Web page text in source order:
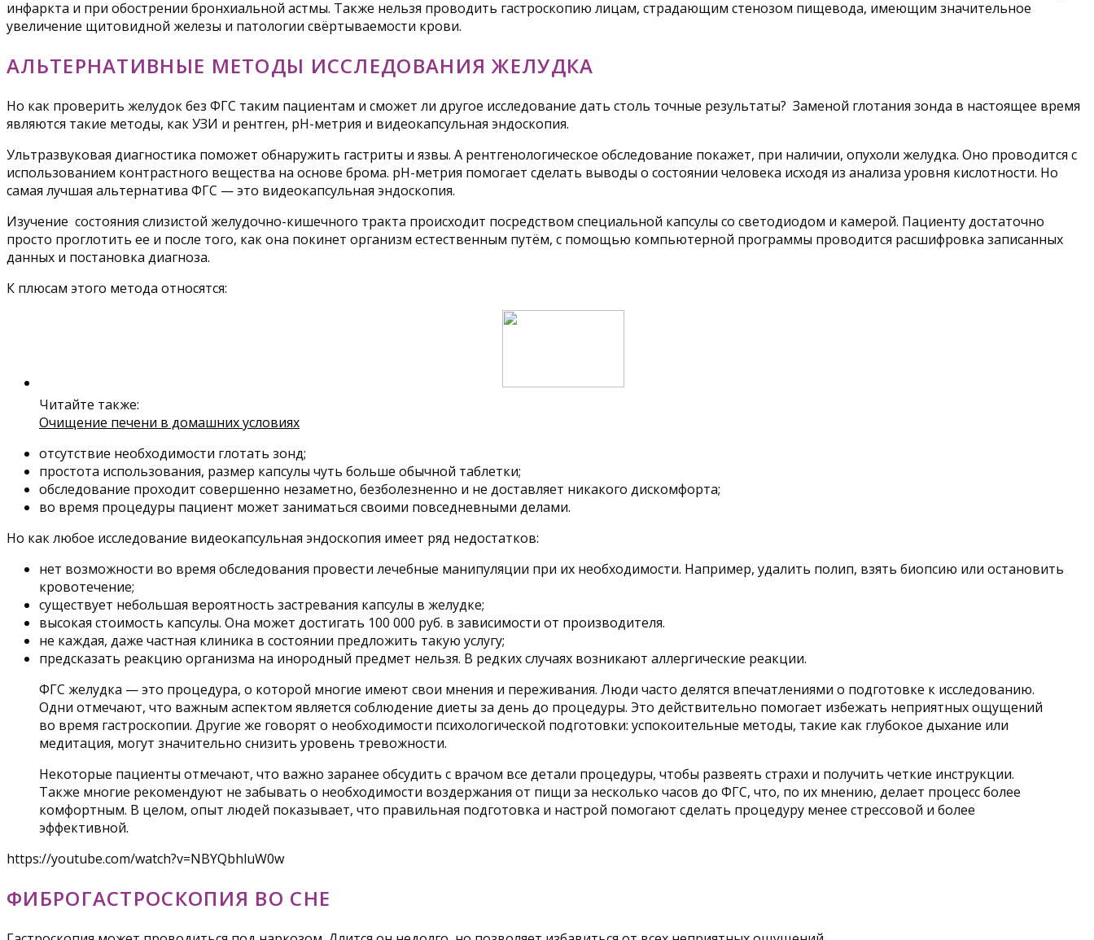
инфаркта и при обострении бронхиальной астмы. Также нельзя проводить гастроскопию лицам, страдающим стенозом пищевода, имеющим значительное
увеличение щитовидной железы и патологии свёртываемости крови.
АЛЬТЕРНАТИВНЫЕ МЕТОДЫ ИССЛЕДОВАНИЯ ЖЕЛУДКА
Но как проверить желудок без ФГС таким пациентам и сможет ли другое исследование дать столь точные результаты? Заменой глотания зонда в настоящее время
являются такие методы, как УЗИ и рентген, рН-метрия и видеокапсульная эндоскопия.
Ультразвуковая диагностика поможет обнаружить гастриты и язвы. А рентгенологическое обследование покажет, при наличии, опухоли желудка. Оно проводится с
использованием контрастного вещества на основе брома. рН-метрия помогает сделать выводы о состоянии человека исходя из анализа уровня кислотности. Но
самая лучшая альтернатива ФГС — это видеокапсульная эндоскопия.
Изучение состояния слизистой желудочно-кишечного тракта происходит посредством специальной капсулы со светодиодом и камерой. Пациенту достаточно
просто проглотить ее и после того, как она покинет организм естественным путём, с помощью компьютерной программы проводится расшифровка записанных
данных и постановка диагноза.
К плюсам этого метода относятся:
Читайте также:
Очищение печени в домашних условиях
отсутствие необходимости глотать зонд;
простота использования, размер капсулы чуть больше обычной таблетки;
обследование проходит совершенно незаметно, безболезненно и не доставляет никакого дискомфорта;
во время процедуры пациент может заниматься своими повседневными делами.
Но как любое исследование видеокапсульная эндоскопия имеет ряд недостатков:
нет возможности во время обследования провести лечебные манипуляции при их необходимости. Например, удалить полип, взять биопсию или остановить
кровотечение;
существует небольшая вероятность застревания капсулы в желудке;
высокая стоимость капсулы. Она может достигать 100 000 руб. в зависимости от производителя.
не каждая, даже частная клиника в состоянии предложить такую услугу;
предсказать реакцию организма на инородный предмет нельзя. В редких случаях возникают аллергические реакции.
ФГС желудка — это процедура, о которой многие имеют свои мнения и переживания. Люди часто делятся впечатлениями о подготовке к исследованию.
Одни отмечают, что важным аспектом является соблюдение диеты за день до процедуры. Это действительно помогает избежать неприятных ощущений
во время гастроскопии. Другие же говорят о необходимости психологической подготовки: успокоительные методы, такие как глубокое дыхание или
медитация, могут значительно снизить уровень тревожности.
Некоторые пациенты отмечают, что важно заранее обсудить с врачом все детали процедуры, чтобы развеять страхи и получить четкие инструкции.
Также многие рекомендуют не забывать о необходимости воздержания от пищи за несколько часов до ФГС, что, по их мнению, делает процесс более
комфортным. В целом, опыт людей показывает, что правильная подготовка и настрой помогают сделать процедуру менее стрессовой и более
эффективной.
https://youtube.com/watch?v=NBYQbhluW0w
ФИБРОГАСТРОСКОПИЯ ВО СНЕ